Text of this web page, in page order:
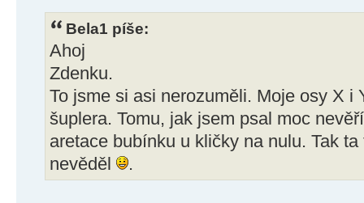
Bela1 píše:
Ahoj
Zdenku.
To jsme si asi nerozuměli. Moje osy X i
šuplera. Tomu, jak jsem psal moc
aretace bubínku u kličky na nulu. Tak
nevěděl
.